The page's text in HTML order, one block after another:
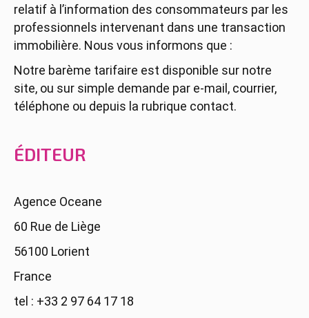
relatif à l’information des consommateurs par les
professionnels intervenant dans une transaction
immobilière. Nous vous informons que :
Notre barème tarifaire est disponible sur notre
site, ou sur simple demande par e-mail, courrier,
téléphone ou depuis la rubrique contact.
ÉDITEUR
Agence Oceane
60 Rue de Liège
56100 Lorient
France
tel : +33 2 97 64 17 18